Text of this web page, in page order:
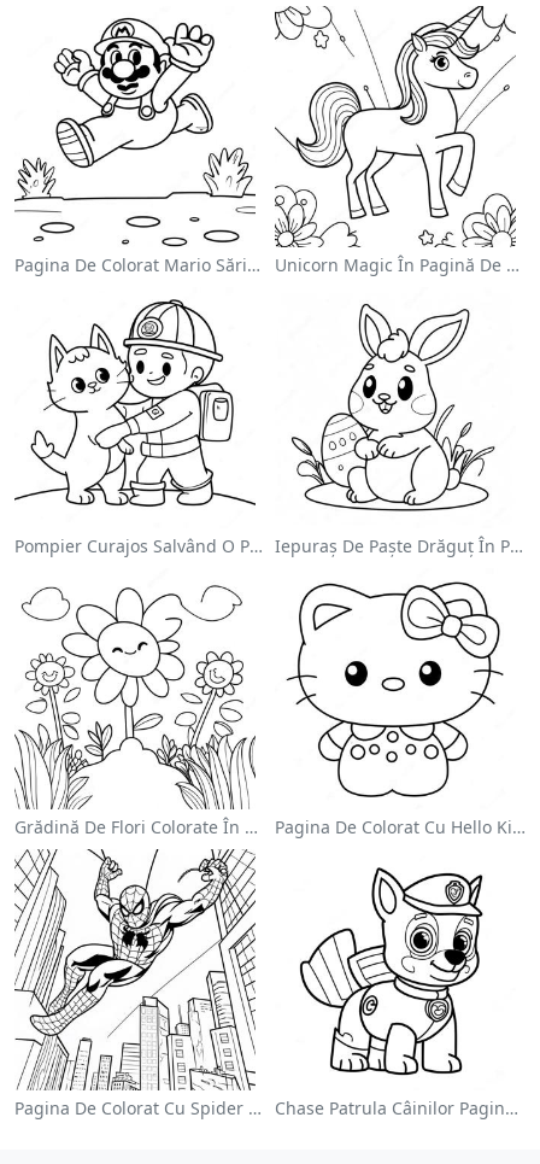
Pagina De Colorat Mario Sărind Peste Goombas Unicorn Magic În Pagină De Colorat Cu Curcubeu
Pompier Curajos Salvând O Pisică - Pagina De Colorat Iepuraș De Paște Drăguț În Pagină De Colorat
Grădină De Flori Colorate În Pagină De Colorat Pagina De Colorat Cu Hello Kitty Drăguță Cu Fundiță
Pagina De Colorat Cu Spider Man Swinging Prin Oraș Chase Patrula Câinilor Pagina De Colorat